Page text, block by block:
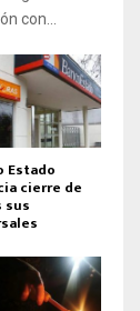
con...
Estado
cierre de
sus